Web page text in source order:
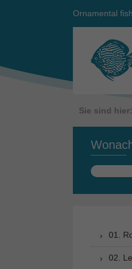
Ornamental
Sie sind hier:
Suchen
01.
02.